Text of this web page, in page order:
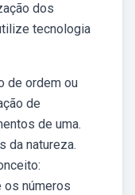
dos
tecnologia
de ordem ou
de
de uma.
da natureza.
os números